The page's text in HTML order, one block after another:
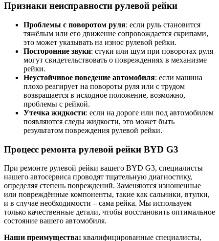
Признаки неисправности рулевой рейки
Проблемы с поворотом руля: если руль становится
тяжёлым или его движение сопровождается скрипами,
это может указывать на износ рулевой рейки.
Посторонние звуки: стуки или шум при поворотах руля
могут свидетельствовать о повреждениях в механизме
рейки.
Неустойчивое поведение автомобиля: если машина
плохо реагирует на повороты руля или с трудом
возвращается в исходное положение, возможно,
проблемы с рейкой.
Утечка жидкости: если на дороге или под автомобилем
появляются следы жидкости, это может быть
результатом повреждения рулевой рейки.
Процесс ремонта рулевой рейки BYD G3
При ремонте рулевой рейки вашего BYD G3, специалисты
нашего автосервиса проводят тщательную диагностику,
определяя степень повреждений. Заменяются изношенные
или повреждённые компоненты, такие как сальники, втулки,
и в случае необходимости – сама рейка. Мы используем
только качественные детали, чтобы восстановить оптимальное
состояние вашего автомобиля.
Наши преимущества: квалифицированные специалисты,